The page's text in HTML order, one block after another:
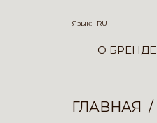
Язык: RU
О БРЕНДЕ
ГЛАВНАЯ